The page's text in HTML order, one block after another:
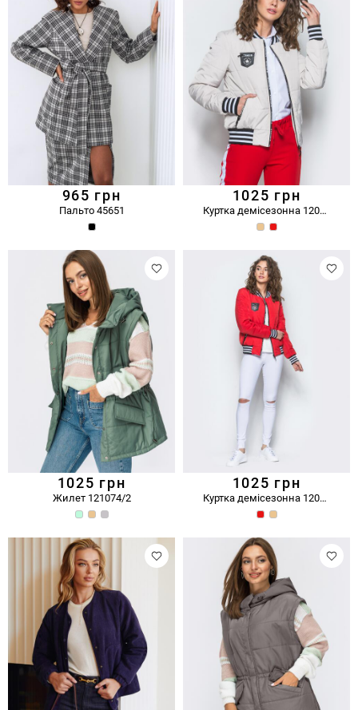
965 грн
Пальто 45651
1025 грн
Куртка демісезонна 12028/2
1025 грн
Жилет 121074/2
1025 грн
Куртка демісезонна 12028/1